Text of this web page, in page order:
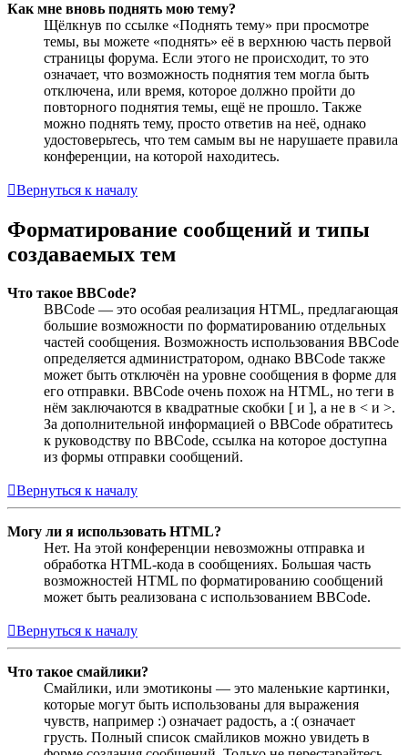
Как мне вновь поднять мою тему?
Щёлкнув по ссылке «Поднять тему» при просмотре
темы, вы можете «поднять» её в верхнюю часть первой
страницы форума. Если этого не происходит, то это
означает, что возможность поднятия тем могла быть
отключена, или время, которое должно пройти до
повторного поднятия темы, ещё не прошло. Также
можно поднять тему, просто ответив на неё, однако
удостоверьтесь, что тем самым вы не нарушаете правила
конференции, на которой находитесь.
Вернуться к началу
Форматирование сообщений и типы
создаваемых тем
Что такое BBCode?
BBCode — это особая реализация HTML, предлагающая
большие возможности по форматированию отдельных
частей сообщения. Возможность использования BBCode
определяется администратором, однако BBCode также
может быть отключён на уровне сообщения в форме для
его отправки. BBCode очень похож на HTML, но теги в
нём заключаются в квадратные скобки [ и ], а не в < и >.
За дополнительной информацией о BBCode обратитесь
к руководству по BBCode, ссылка на которое доступна
из формы отправки сообщений.
Вернуться к началу
Могу ли я использовать HTML?
Нет. На этой конференции невозможны отправка и
обработка HTML-кода в сообщениях. Большая часть
возможностей HTML по форматированию сообщений
может быть реализована с использованием BBCode.
Вернуться к началу
Что такое смайлики?
Смайлики, или эмотиконы — это маленькие картинки,
которые могут быть использованы для выражения
чувств, например :) означает радость, а :( означает
грусть. Полный список смайликов можно увидеть в